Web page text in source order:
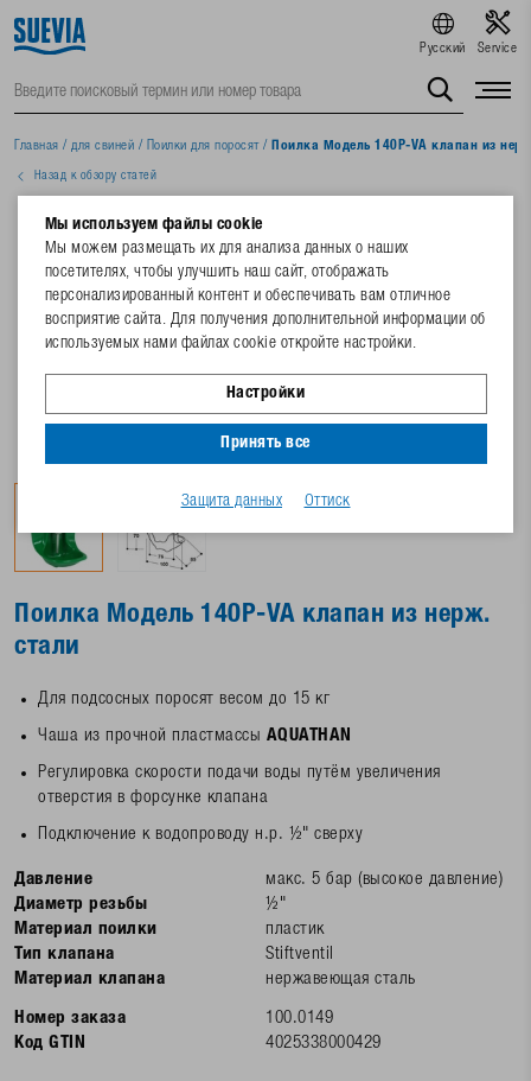
Русский Service
Главная / для свиней / Поилки для поросят/ Поилка Модель 140P-VA клапан из
Назад к обзору статей
Поилка Модель 140P-VA клапан из нерж.
стали
Для подсосных поросят весом до 15 кг
Чаша из прочной пластмассы AQUATHAN
Регулировка скорости подачи воды путём увеличения
отверстия в форсунке клапана
Подключение к водопроводу н.р. ½" сверху
Давление
макс. 5 бар (высокое давление)
Диаметр резьбы
½"
Материал поилки
пластик
Тип клапана
Stiftventil
Материал клапана
нержавеющая сталь
Номер заказа
100.0149
Код GTIN
4025338000429
Мы используем файлы cookie
Мы можем размещать их для анализа данных о наших
посетителях, чтобы улучшить наш сайт, отображать
персонализированный контент и обеспечивать вам отличное
восприятие сайта. Для получения дополнительной информации об
используемых нами файлах cookie откройте настройки.
Настройки
Принять все
Защита данных Оттиск